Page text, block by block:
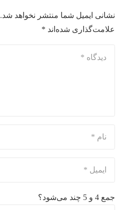
نشانی ایمیل شما منتشر نخواهد شد.
علامت‌گذاری شده‌اند *
جمع 4 و 5 چند می‌شود؟